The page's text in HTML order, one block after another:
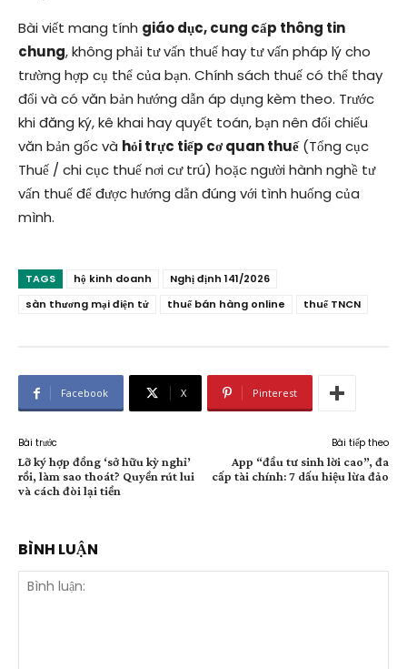
Bài viết mang tính giáo dục, cung cấp thông tin
chung, không phải tư vấn thuế hay tư vấn pháp lý cho
trường hợp cụ thể của bạn. Chính sách thuế có thể thay
đổi và có văn bản hướng dẫn áp dụng kèm theo. Trước
khi đăng ký, kê khai hay quyết toán, bạn nên đối chiếu
văn bản gốc và hỏi trực tiếp cơ quan thuế(Tổng cục
Thuế / chi cục thuế nơi cư trú) hoặc người hành nghề tư
vấn thuế để được hướng dẫn đúng với tình huống của
mình.
TAGS hộ kinh doanh
Nghị định 141/2026
sàn thương mại điện tử
thuế bán hàng online thuế TNCN
Facebook X Pinterest
Bài trước
Lỡ ký hợp đồng ‘sở hữu kỳ nghỉ’
rồi, làm sao thoát? Quyền rút lui
và cách đòi lại tiền
Bài tiếp theo
App “đầu tư sinh lời cao”, đa
cấp tài chính: 7 dấu hiệu lừa đảo
BÌNH LUẬN